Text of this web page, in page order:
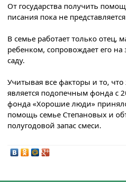
От государства получить
писания пока не
В семье работает только отец,
ребенком, сопровождает его на
саду.
Учитывая все факторы и то,
является подопечным фонда с
фонда «Хорошие люди»
помощь семье Степановых и
полугодовой запас смеси.